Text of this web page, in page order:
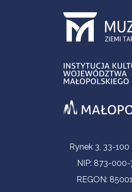
Informacje kontaktowe
Rynek 3, 33-100
NIP: 873-000-
REGON: